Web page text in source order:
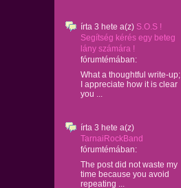
írta 3 hete a(z) S.O.S !
Segítség kérés egy beteg
lány számára !
fórumtémában:
What a thoughtful write-up;
I appreciate how it is clear
you ...
írta 3 hete a(z)
TarnaiRockBand
fórumtémában:
The post did not waste my
time because you avoid
repeating ...